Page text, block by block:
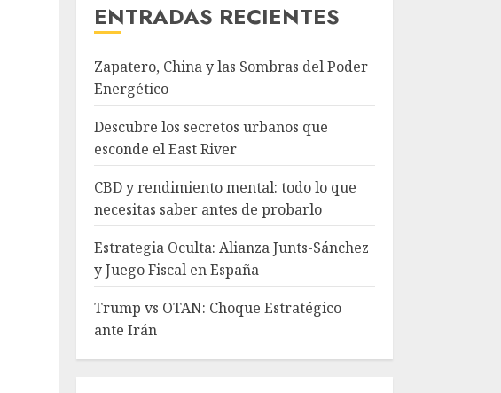
ENTRADAS RECIENTES
Zapatero, China y las Sombras del Poder
Energético
Descubre los secretos urbanos que
esconde el East River
CBD y rendimiento mental: todo lo que
necesitas saber antes de probarlo
Estrategia Oculta: Alianza Junts-Sánchez
y Juego Fiscal en España
Trump vs OTAN: Choque Estratégico
ante Irán